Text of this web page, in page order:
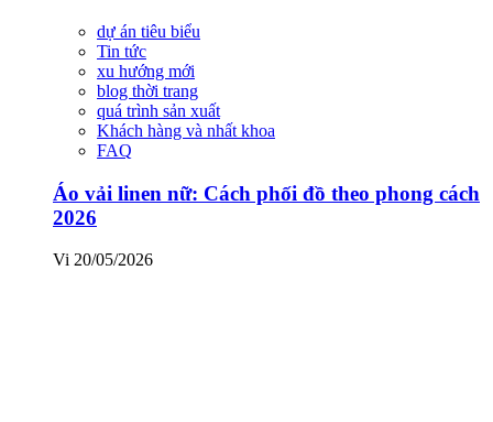
dự án tiêu biểu
Tin tức
xu hướng mới
blog thời trang
quá trình sản xuất
Khách hàng và nhất khoa
FAQ
Áo vải linen nữ: Cách phối đồ theo phong cách
2026
Vi 20/05/2026